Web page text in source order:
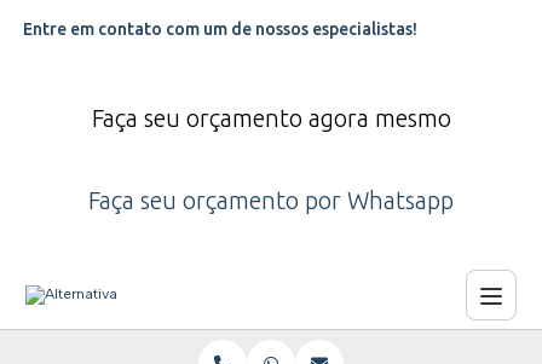
Entre em contato com um de nossos especialistas!
Faça seu orçamento agora mesmo
Faça seu orçamento por Whatsapp